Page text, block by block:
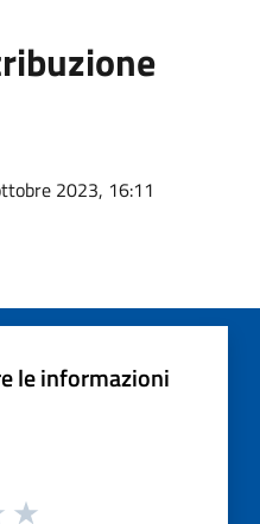
2023, 16:11
le informazioni